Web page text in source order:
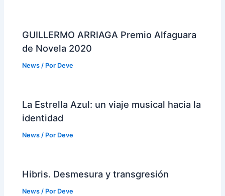
GUILLERMO ARRIAGA Premio Alfaguara
de Novela 2020
News / Por Deve
La Estrella Azul: un viaje musical hacia la
identidad
News / Por Deve
Hibris. Desmesura y transgresión
News / Por Deve